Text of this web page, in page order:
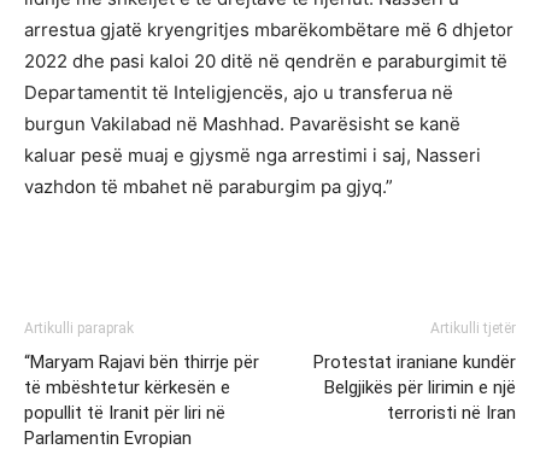
arrestua gjatë kryengritjes mbarëkombëtare më 6 dhjetor
2022 dhe pasi kaloi 20 ditë në qendrën e paraburgimit të
Departamentit të Inteligjencës, ajo u transferua në
burgun Vakilabad në Mashhad. Pavarësisht se kanë
kaluar pesë muaj e gjysmë nga arrestimi i saj, Nasseri
vazhdon të mbahet në paraburgim pa gjyq.”
Artikulli paraprak
“Maryam Rajavi bën thirrje për
të mbështetur kërkesën e
popullit të Iranit për liri në
Parlamentin Evropian
Artikulli tjetër
Protestat iraniane kundër
Belgjikës për lirimin e një
terroristi në Iran